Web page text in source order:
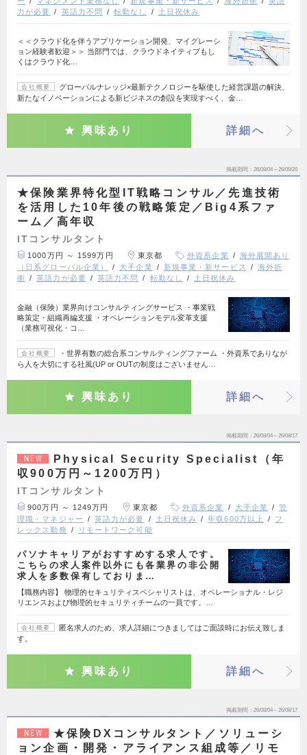
力が必要
英語力不問 転勤なし 土日祝休み
＜＜クラウド化を伴うアプリケーション開発、マイグレーシ
ョン経験者歓迎＞＞ 当部門では、クラウドネイティブもし
くはクラウド化…
会社概要
グローバルナレッジ×最新テクノロジーを駆使した経営課題の解決、
新たなイノベーションによる新ビジネスの創設を実現すべく、金…
興味あり 詳細へ
掲載期間 26/08/04～26/09/26
★保険業界特化型IT戦略コンサル／先進技術
を活用した10年後の戦略策定／Big4系ファ
ーム／高年収
ITコンサルタント
1000万円 ～ 1599万円 東京都 外資系企業
海外展開あり
（日系グローバル企業）
大手企業 新規事業・新サービス
海外折
衝
英語力が必要 英語力不問 転勤なし 土日祝休み
金融（保険）業界向けコンサルティングサービス ・事業戦
略策定・組織再編支援 ・オペレーションモデル変革支援
（業務可視化・コ…
会社概要
・世界有数の総合系コンサルティングファーム ・外資系でありなが
ら人を大切にする社風(UP or OUTの制度はございません…
興味あり 詳細へ
掲載期間 26/08/04～26/08/17
NEW
Physical Security Specialist（年
収900万円～1200万円）
ITコンサルタント
900万円 ～ 1249万円 東京都 外資系企業 大手企業
管
理職・マネジャー
英語力が必要 土日祝休み 年収600万以上
フ
レックス勤務
リモートワーク可能
パソナキャリアがおすすめする求人です。
こちらの求人案件以外にも各業界の非公開
求人を多数保有しておりま…
【職務内容】 物理的セキュリティスペシャリストは、オペレーショナル・レジ
リエンスおよび物理的セキュリティチームの一員です。…
会社概要
匿名求人のため、求人詳細につきましてはご面談時にお伝え致しま
す。
興味あり 詳細へ
掲載期間 26/08/04～26/08/17
NEW
★保険DXコンサルタント／ソリューシ
ョン企画・開発・アライアンス組成等／リモ